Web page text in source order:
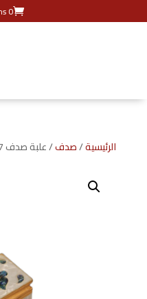
0 Items
الرئيسية/صدف/ علبة صدف 7*5سم أبيض وردة لوتس